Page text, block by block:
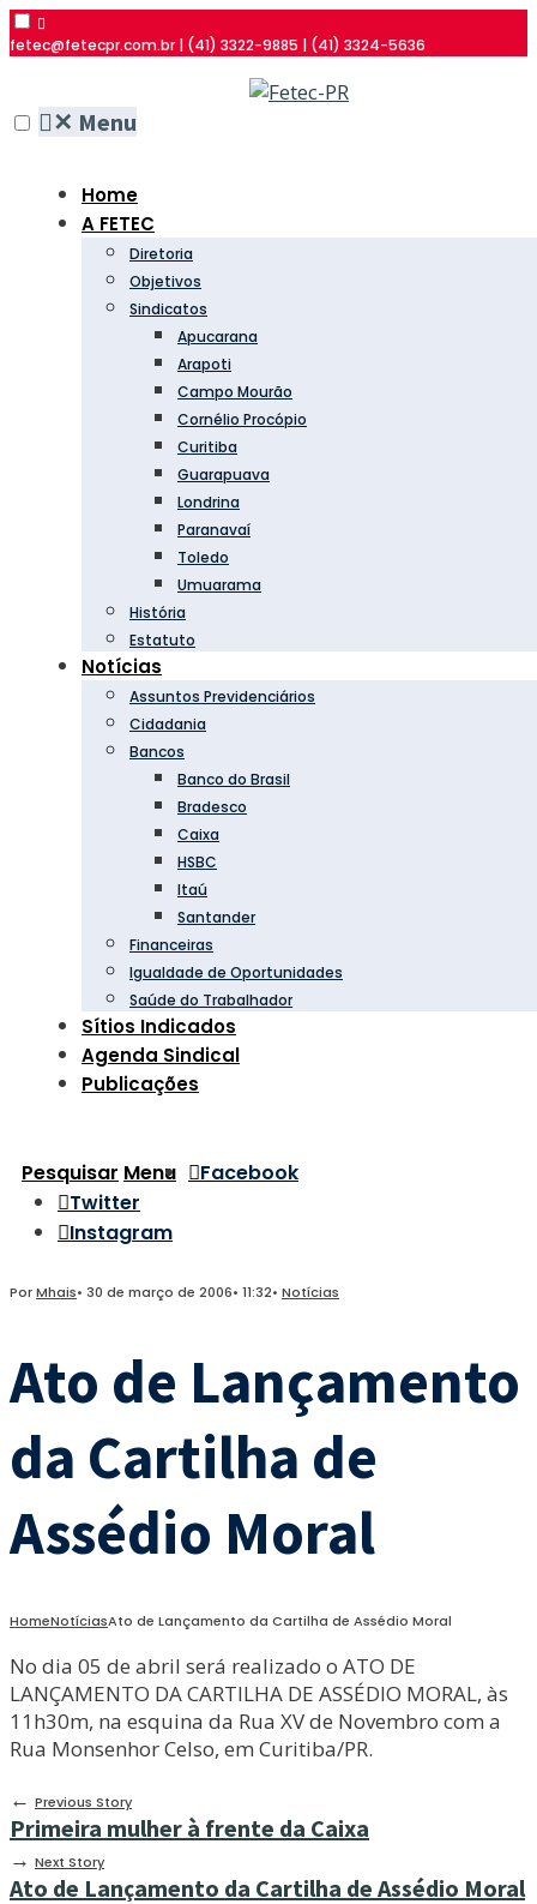
fetec@fetecpr.com.br | (41) 3322-9885 | (41) 3324-5636
✕ Menu
Home
A FETEC
Diretoria
Objetivos
Sindicatos
Apucarana
Arapoti
Campo Mourão
Cornélio Procópio
Curitiba
Guarapuava
Londrina
Paranavaí
Toledo
Umuarama
História
Estatuto
Notícias
Assuntos Previdenciários
Cidadania
Bancos
Banco do Brasil
Bradesco
Caixa
HSBC
Itaú
Santander
Financeiras
Igualdade de Oportunidades
Saúde do Trabalhador
Sítios Indicados
Agenda Sindical
Publicações
Pesquisar Menu
Facebook
Twitter
Instagram
PorMhais• 30 de março de 2006• 11:32• Notícias
Ato de Lançamento
da Cartilha de
Assédio Moral
HomeNotíciasAto de Lançamento da Cartilha de Assédio Moral
No dia 05 de abril será realizado o ATO DE
LANÇAMENTO DA CARTILHA DE ASSÉDIO MORAL, às
11h30m, na esquina da Rua XV de Novembro com a
Rua Monsenhor Celso, em Curitiba/PR.
← Previous Story
Primeira mulher à frente da Caixa
→ Next Story
Ato de Lançamento da Cartilha de Assédio Moral